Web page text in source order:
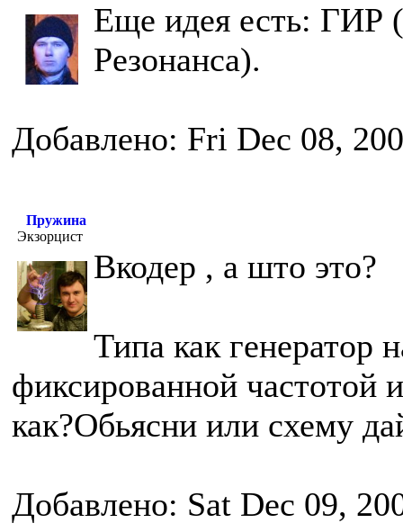
Еще идея есть: ГИР
Резонанса).
Добавлено: Fri Dec 08,
Пружина
Экзорцист
Вкодер , а што это?
Типа как генератор
фиксированной частотой
как?Обьясни или схему
Добавлено: Sat Dec 09,